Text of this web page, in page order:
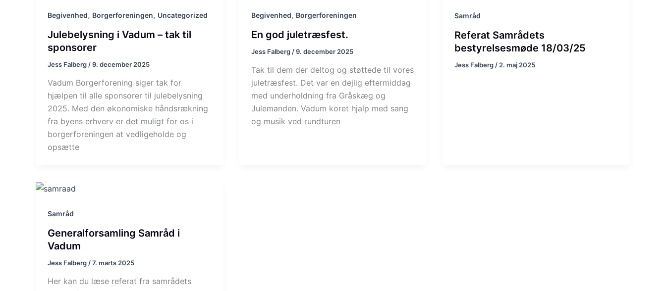
Begivenhed, Borgerforeningen, Uncategorized
Julebelysning i Vadum – tak til
sponsorer
Jess Falberg /9. december 2025
Vadum Borgerforening siger tak for
hjælpen til alle sponsorer til julebelysning
2025. Med den økonomiske håndsrækning
fra byens erhverv er det muligt for os i
borgerforeningen at vedligeholde og
opsætte
Begivenhed, Borgerforeningen
En god juletræsfest.
Jess Falberg /9. december 2025
Tak til dem der deltog og støttede til vores
juletræsfest. Det var en dejlig eftermiddag
med underholdning fra Gråskæg og
Julemanden. Vadum koret hjalp med sang
og musik ved rundturen
Samråd
Referat Samrådets
bestyrelsesmøde 18/03/25
Jess Falberg/2. maj 2025
Samråd
Generalforsamling Samråd i
Vadum
Jess Falberg /7. marts 2025
Her kan du læse referat fra samrådets